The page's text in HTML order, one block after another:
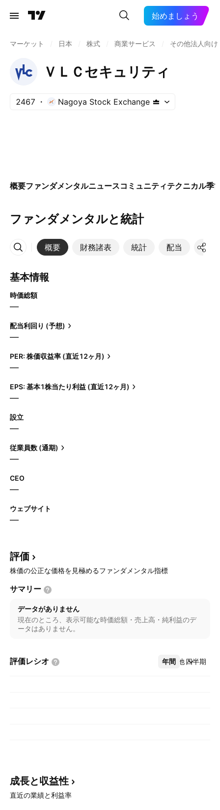
始めましょう
マーケット 日本 株式 商業サービス その他法人向
ＶＬＣセキュリティ
2467 Nagoya Stock Exchange
概要ファンダメンタルニュースコミュニティテクニカル季
ファンダメンタルと統計
概要 財務諸表 統計 配当 決算
その他
基本情報
時価総額
—
配当利回り (予想)
—
PER: 株価収益率 (直近12ヶ月)
—
EPS: 基本1株当たり利益 (直近12ヶ月)
—
設立
—
従業員数 (通期)
—
CEO
—
ウェブサイト
—
評価
株価の公正な価格を見極めるファンダメンタル指標
サマリー
データがありません
現在のところ、表示可能な時価総額・売上高・純利益のデ
ータはありません。
評価レシオ 年間 四半期
その他
成長と収益性
直近の業績と利益率